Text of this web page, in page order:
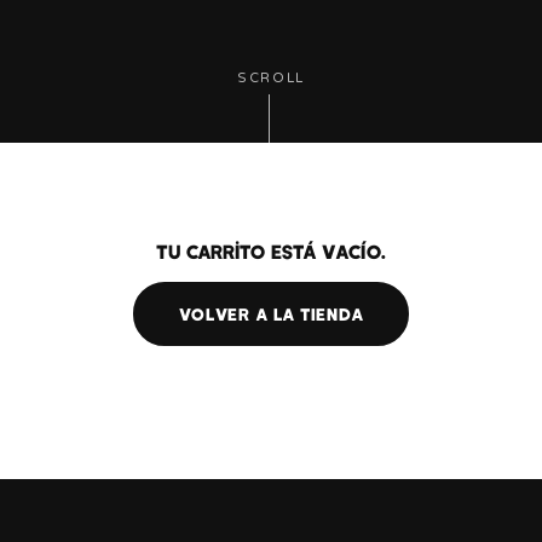
SCROLL
Tu carrito está vacío.
VOLVER A LA TIENDA